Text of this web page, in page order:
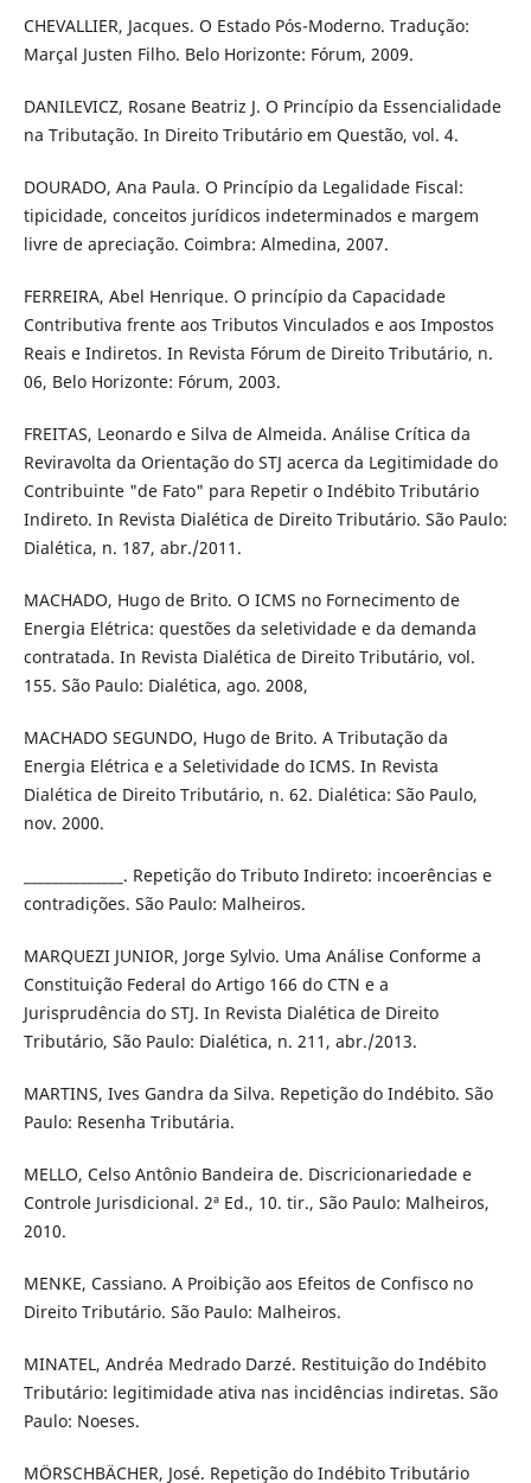
CHEVALLIER, Jacques. O Estado Pós-Moderno. Tradução:
Marçal Justen Filho. Belo Horizonte: Fórum, 2009.
DANILEVICZ, Rosane Beatriz J. O Princí­pio da Essencialidade
na Tributação. In Direito Tributário em Questão, vol. 4.
DOURADO, Ana Paula. O Princí­pio da Legalidade Fiscal:
tipicidade, conceitos jurí­dicos indeterminados e margem
livre de apreciação. Coimbra: Almedina, 2007.
FERREIRA, Abel Henrique. O princí­pio da Capacidade
Contributiva frente aos Tributos Vinculados e aos Impostos
Reais e Indiretos. In Revista Fórum de Direito Tributário, n.
06, Belo Horizonte: Fórum, 2003.
FREITAS, Leonardo e Silva de Almeida. Análise Crí­tica da
Reviravolta da Orientação do STJ acerca da Legitimidade do
Contribuinte "de Fato" para Repetir o Indébito Tributário
Indireto. In Revista Dialética de Direito Tributário. São Paulo:
Dialética, n. 187, abr./2011.
MACHADO, Hugo de Brito. O ICMS no Fornecimento de
Energia Elétrica: questões da seletividade e da demanda
contratada. In Revista Dialética de Direito Tributário, vol.
155. São Paulo: Dialética, ago. 2008,
MACHADO SEGUNDO, Hugo de Brito. A Tributação da
Energia Elétrica e a Seletividade do ICMS. In Revista
Dialética de Direito Tributário, n. 62. Dialética: São Paulo,
nov. 2000.
______________. Repetição do Tributo Indireto: incoerências e
contradições. São Paulo: Malheiros.
MARQUEZI JUNIOR, Jorge Sylvio. Uma Análise Conforme a
Constituição Federal do Artigo 166 do CTN e a
Jurisprudência do STJ. In Revista Dialética de Direito
Tributário, São Paulo: Dialética, n. 211, abr./2013.
MARTINS, Ives Gandra da Silva. Repetição do Indébito. São
Paulo: Resenha Tributária.
MELLO, Celso Antônio Bandeira de. Discricionariedade e
Controle Jurisdicional. 2ª Ed., 10. tir., São Paulo: Malheiros,
2010.
MENKE, Cassiano. A Proibição aos Efeitos de Confisco no
Direito Tributário. São Paulo: Malheiros.
MINATEL, Andréa Medrado Darzé. Restituição do Indébito
Tributário: legitimidade ativa nas incidências indiretas. São
Paulo: Noeses.
MÖRSCHBÄCHER, José. Repetição do Indébito Tributário